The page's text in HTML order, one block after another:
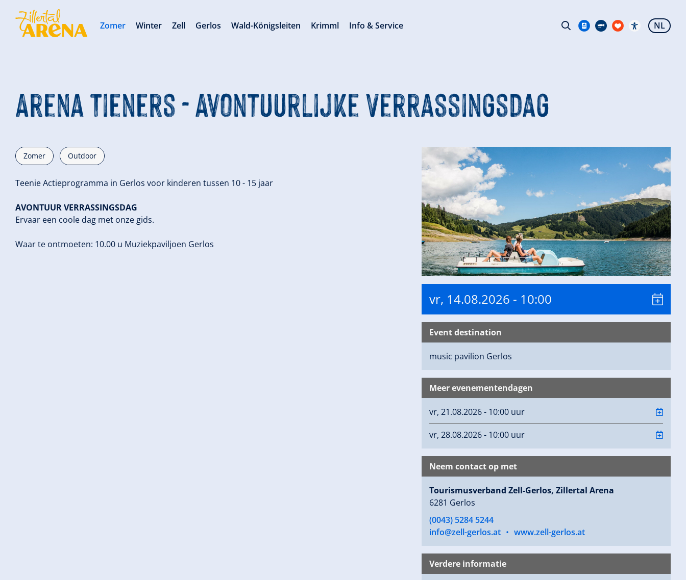
Arena Tieners - Avontuurlijke Verrassingsdag
Zomer Outdoor
Teenie Actieprogramma in Gerlos voor kinderen tussen 10 - 15 jaar
AVONTUUR VERRASSINGSDAG
Ervaar een coole dag met onze gids.
Waar te ontmoeten: 10.00 u Muziekpaviljoen Gerlos
vr, 14.08.2026 - 10:00
Event destination
music pavilion Gerlos
Meer evenementendagen
vr, 21.08.2026 - 10:00 uur
vr, 28.08.2026 - 10:00 uur
Neem contact op met
Tourismusverband Zell-Gerlos, Zillertal Arena
6281 Gerlos
(0043) 5284 5244
info@zell-gerlos.at • www.zell-gerlos.at
Verdere informatie
Zomer Winter Zell Gerlos Wald-Königsleiten Krimml Info & Service NL